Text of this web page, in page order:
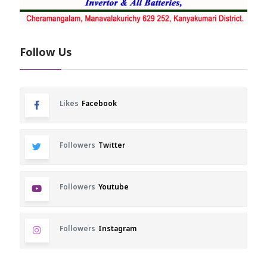
Follow Us
Likes Facebook
Followers Twitter
Followers Youtube
Followers Instagram